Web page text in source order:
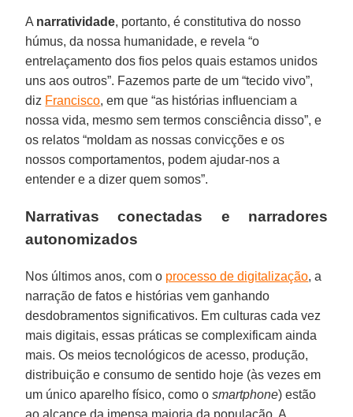
A narratividade, portanto, é constitutiva do nosso
húmus, da nossa humanidade, e revela “o
entrelaçamento dos fios pelos quais estamos unidos
uns aos outros”. Fazemos parte de um “tecido vivo”,
diz Francisco, em que “as histórias influenciam a
nossa vida, mesmo sem termos consciência disso”, e
os relatos “moldam as nossas convicções e os
nossos comportamentos, podem ajudar-nos a
entender e a dizer quem somos”.
Narrativas conectadas e narradores
autonomizados
Nos últimos anos, com o processo de digitalização, a
narração de fatos e histórias vem ganhando
desdobramentos significativos. Em culturas cada vez
mais digitais, essas práticas se complexificam ainda
mais. Os meios tecnológicos de acesso, produção,
distribuição e consumo de sentido hoje (às vezes em
um único aparelho físico, como osmartphone) estão
ao alcance da imensa maioria da população. A